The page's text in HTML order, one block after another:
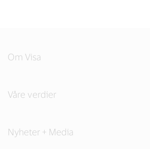
Om Visa
Våre verdier
Nyheter + Media